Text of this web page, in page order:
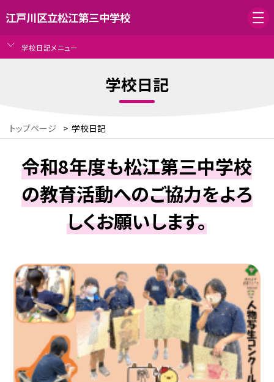
江戸川区立松江第三中学校
学校日記メニュー
学校日記
トップページ > 学校日記
令和8年度も松江第三中学校
の教育活動へのご協力をよろ
しくお願いします。